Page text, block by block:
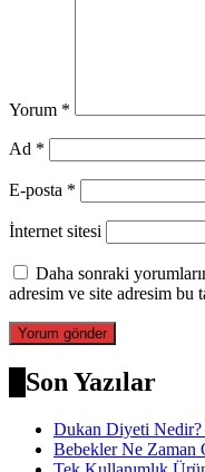
Yorum *
Ad *
E-posta *
İnternet sitesi
Daha sonraki
adresim ve site adresim bu
Son Yazılar
Dukan Diyeti Nedir?
Bebekler Ne Zaman